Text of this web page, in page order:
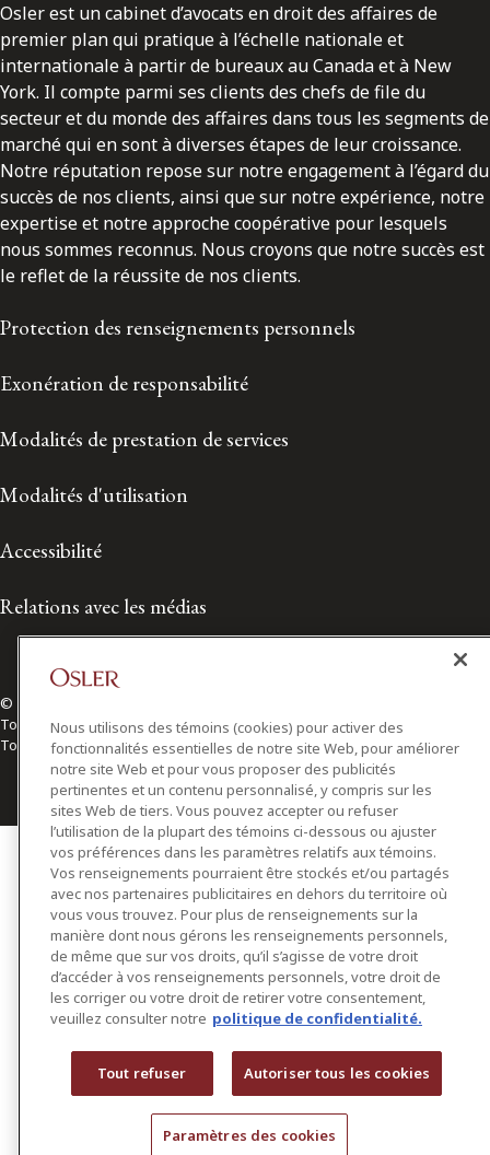
Osler est un cabinet d’avocats en droit des affaires de
premier plan qui pratique à l’échelle nationale et
internationale à partir de bureaux au Canada et à New
York. Il compte parmi ses clients des chefs de file du
secteur et du monde des affaires dans tous les segments de
marché qui en sont à diverses étapes de leur croissance.
Notre réputation repose sur notre engagement à l’égard du
succès de nos clients, ainsi que sur notre expérience, notre
expertise et notre approche coopérative pour lesquels
nous sommes reconnus. Nous croyons que notre succès est
le reflet de la réussite de nos clients.
Protection des renseignements personnels
Exonération de responsabilité
Modalités de prestation de services
Modalités d'utilisation
Accessibilité
Relations avec les médias
© 2026 Osler, Hoskin & Harcourt S.E.N.C.R.L./s.r.l.
Tous droits réservés
Toronto | Montréal | Calgary | Vancouver | Ottawa | New York
Nous utilisons des témoins (cookies) pour activer des
fonctionnalités essentielles de notre site Web, pour améliorer
notre site Web et pour vous proposer des publicités
pertinentes et un contenu personnalisé, y compris sur les
sites Web de tiers. Vous pouvez accepter ou refuser
l’utilisation de la plupart des témoins ci-dessous ou ajuster
vos préférences dans les paramètres relatifs aux témoins.
Vos renseignements pourraient être stockés et/ou partagés
avec nos partenaires publicitaires en dehors du territoire où
vous vous trouvez. Pour plus de renseignements sur la
manière dont nous gérons les renseignements personnels,
de même que sur vos droits, qu’il s’agisse de votre droit
d’accéder à vos renseignements personnels, votre droit de
les corriger ou votre droit de retirer votre consentement,
veuillez consulter notre politique de confidentialité.
Tout refuser Autoriser tous les cookies
Paramètres des cookies